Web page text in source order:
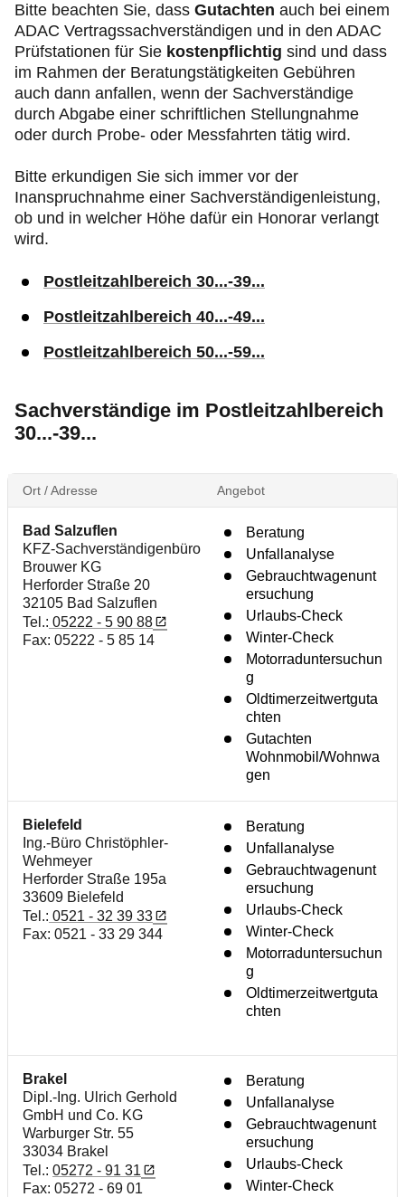
Bitte beachten Sie, dass Gutachten auch bei einem
ADAC Vertragssachverständigen und in den ADAC
Prüfstationen für Sie kostenpflichtig sind und dass
im Rahmen der Beratungstätigkeiten Gebühren
auch dann anfallen, wenn der Sachverständige
durch Abgabe einer schriftlichen Stellungnahme
oder durch Probe- oder Messfahrten tätig wird.
Bitte erkundigen Sie sich immer vor der
Inanspruchnahme einer Sachverständigenleistung,
ob und in welcher Höhe dafür ein Honorar verlangt
wird.
Postleitzahlbereich 30...-39...
Postleitzahlbereich 40...-49...
Postleitzahlbereich 50...-59...
Sachverständige im Postleitzahlbereich
30...-39...
Ort / Adresse Angebot
Bad Salzuflen
KFZ-Sachverständigenbüro
Brouwer KG
Herforder Straße 20
32105 Bad Salzuflen
Tel.: 05222 - 5 90 88
Fax: 05222 - 5 85 14
Beratung
Unfallanalyse
Gebrauchtwagenunt
ersuchung
Urlaubs-Check
Winter-Check
Motorraduntersuchun
g
Oldtimerzeitwertguta
chten
Gutachten
Wohnmobil/Wohnwa
gen
Bielefeld
Ing.-Büro Christöphler-
Wehmeyer
Herforder Straße 195a
33609 Bielefeld
Tel.: 0521 - 32 39 33
Fax: 0521 - 33 29 344
Beratung
Unfallanalyse
Gebrauchtwagenunt
ersuchung
Urlaubs-Check
Winter-Check
Motorraduntersuchun
g
Oldtimerzeitwertguta
chten
Brakel
Dipl.-Ing. Ulrich Gerhold
GmbH und Co. KG
Warburger Str. 55
33034 Brakel
Tel.: 05272 - 91 31
Fax: 05272 - 69 01
Beratung
Unfallanalyse
Gebrauchtwagenunt
ersuchung
Urlaubs-Check
Winter-Check